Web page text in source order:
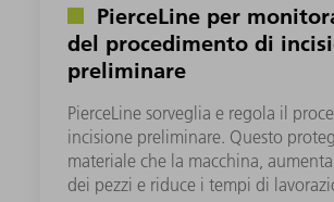
PierceLine per
del procedimento di
preliminare
PierceLine sorveglia e regola il
incisione preliminare. Questo
materiale che la macchina,
dei pezzi e riduce i tempi di